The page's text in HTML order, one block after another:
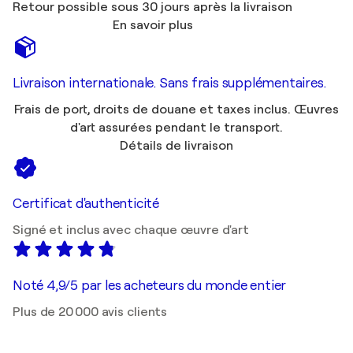
Retour possible sous 30 jours après la livraison
En savoir plus
Livraison internationale. Sans frais supplémentaires.
Frais de port, droits de douane et taxes inclus. Œuvres
d'art assurées pendant le transport.
Détails de livraison
Certificat d'authenticité
Signé et inclus avec chaque œuvre d'art
Noté 4,9/5 par les acheteurs du monde entier
Plus de 20 000 avis clients